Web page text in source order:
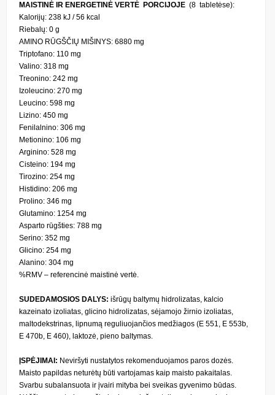
MAISTINĖ IR ENERGETINĖ VERTĖ PORCIJOJE (8 tabletėse):
Kalorijų: 238 kJ / 56 kcal
Riebalų: 0 g
AMINO RŪGŠČIŲ MIŠINYS: 6880 mg
Triptofano: 110 mg
Valino: 318 mg
Treonino: 242 mg
Izoleucino: 270 mg
Leucino: 598 mg
Lizino: 450 mg
Fenilalnino: 306 mg
Metionino: 106 mg
Arginino: 528 mg
Cisteino: 194 mg
Tirozino: 254 mg
Histidino: 206 mg
Prolino: 346 mg
Glutamino: 1254 mg
Asparto rūgšties: 788 mg
Serino: 352 mg
Glicino: 254 mg
Alanino: 304 mg
%RMV – referencinė maistinė vertė.
SUDEDAMOSIOS DALYS: išrūgų baltymų hidrolizatas, kalcio
kazeinato izoliatas, glicino hidrolizatas, sėjamojo žirnio izoliatas,
maltodekstrinas, lipnumą reguliuojančios medžiagos (E 551, E 553b,
E 470b, E 460), laktozė, pieno baltymas.
ĮSPĖJIMAI: Neviršyti nustatytos rekomenduojamos paros dozės.
Maisto papildas neturėtų būti vartojamas kaip maisto pakaitalas.
Svarbu subalansuota ir įvairi mityba bei sveikas gyvenimo būdas.